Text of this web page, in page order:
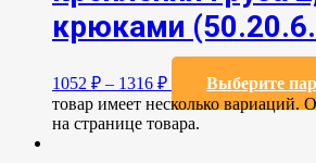
крюками
1052 ₽ – 1316 ₽ Выберите
товар имеет несколько
на странице товара.